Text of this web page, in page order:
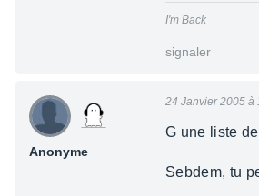
I'm Back
signaler
Anonyme
24 Janvier 2005 à
G une liste
Sebdem, tu